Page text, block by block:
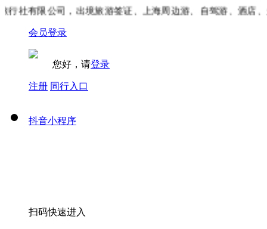
社有限公司，出境旅游签证、上海周边游、自驾游、酒店、
会员登录
您好，请登录
注册 同行入口
抖音小程序
扫码快速进入